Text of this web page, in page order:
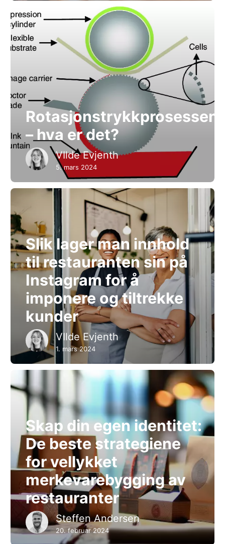
Rotasjonstrykkprosessen
– hva er det?
VIlde Evjenth
5. mars 2024
Slik lager man innhold
til restauranten sin på
Instagram for å
imponere og tiltrekke
kunder
VIlde Evjenth
1. mars 2024
Skap din egen identitet:
De beste strategiene
for vellykket
merkevarebygging av
restauranter
Steffen Andersen
20. februar 2024